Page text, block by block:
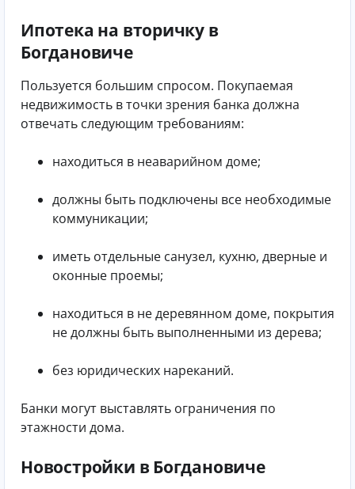
Ипотека на вторичку в
Богдановиче
Пользуется большим спросом. Покупаемая
недвижимость в точки зрения банка должна
отвечать следующим требованиям:
находиться в неаварийном доме;
должны быть подключены все необходимые
коммуникации;
иметь отдельные санузел, кухню, дверные и
оконные проемы;
находиться в не деревянном доме, покрытия
не должны быть выполненными из дерева;
без юридических нареканий.
Банки могут выставлять ограничения по
этажности дома.
Новостройки в Богдановиче